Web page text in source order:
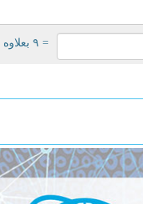
= ۹ بعلاوه ۳